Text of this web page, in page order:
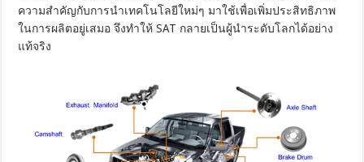
ความสำคัญกับการนำเทคโนโลยีใหม่ๆ มาใช้เพื่อเพิ่มประสิทธิภาพ
ในการผลิตอยู่เสมอ จึงทำให้ SAT กลายเป็นผู้นำระดับโลกได้อย่าง
แท้จริง